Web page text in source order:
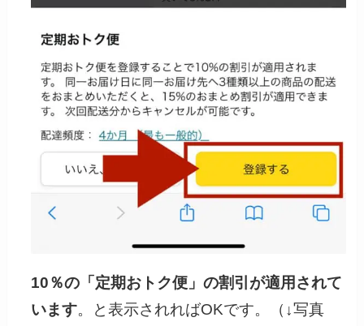
10％の「定期おトク便」の割引が適用されて
います。と表示されればOKです。（↓写真